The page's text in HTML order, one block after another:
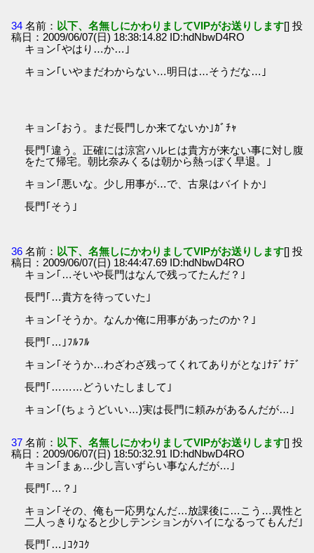
34 名前： 以下、名無しにかわりましてVIPがお送りします[] 投
稿日：2009/06/07(日) 18:38:14.82 ID:hdNbwD4RO
キョン｢やはり…か…｣
キョン｢いやまだわからない…明日は…そうだな…｣
キョン｢おう。まだ長門しか来てないか｣ｶﾞﾁｬ
長門｢違う。正確には涼宮ハルヒは貴方が来ない事に対し腹
をたて帰宅。朝比奈みくるは朝から熱っぽく早退。｣
キョン｢悪いな。少し用事が…で、古泉はバイトか｣
長門｢そう｣
36 名前： 以下、名無しにかわりましてVIPがお送りします[] 投
稿日：2009/06/07(日) 18:44:47.69 ID:hdNbwD4RO
キョン｢…そいや長門はなんで残ってたんだ？｣
長門｢…貴方を待っていた｣
キョン｢そうか。なんか俺に用事があったのか？｣
長門｢…｣ﾌﾙﾌﾙ
キョン｢そうか…わざわざ残ってくれてありがとな｣ﾅﾃﾞﾅﾃﾞ
長門｢………どういたしまして｣
キョン｢(ちょうどいい…)実は長門に頼みがあるんだが…｣
37 名前： 以下、名無しにかわりましてVIPがお送りします[] 投
稿日：2009/06/07(日) 18:50:32.91 ID:hdNbwD4RO
キョン｢まぁ…少し言いずらい事なんだが…｣
長門｢…？｣
キョン｢その、俺も一応男なんだ…放課後に…こう…異性と
二人っきりなると少しテンションがハイになるってもんだ｣
長門｢…｣ｺｸｺｸ